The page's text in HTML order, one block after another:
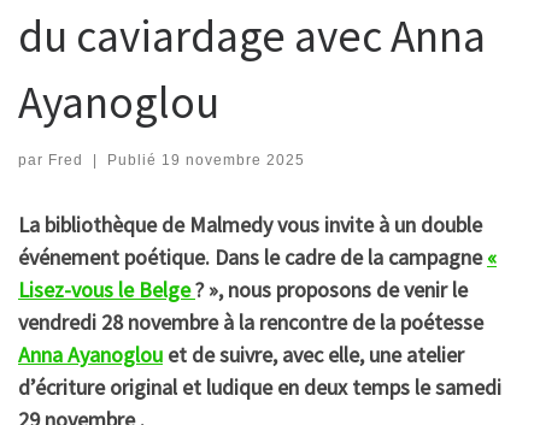
du caviardage avec Anna
Ayanoglou
par Fred | Publié 19 novembre 2025
La bibliothèque de Malmedy vous invite à un double
événement poétique. Dans le cadre de la campagne«
Lisez-vous le Belge? », nous proposons de venir le
vendredi 28 novembre à la rencontre de la poétesse
Anna Ayanoglou et de suivre, avec elle, une atelier
d’écriture original et ludique en deux temps le samedi
29 novembre .